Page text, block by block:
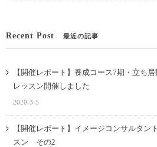
Recent Post 最近の記事
【開催レポート】養成コース7期・立ち
レッスン開催しました
2020-3-5
【開催レポート】イメージコンサルタン
スン その2